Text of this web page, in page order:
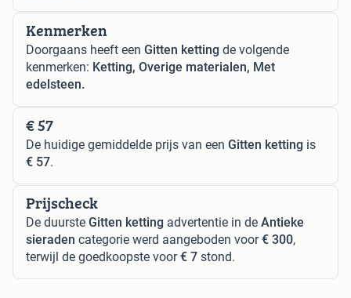
Kenmerken
Doorgaans heeft een Gitten ketting de volgende
kenmerken: Ketting, Overige materialen, Met
edelsteen.
€ 57
De huidige gemiddelde prijs van een Gitten ketting is
€ 57.
Prijscheck
De duurste Gitten ketting advertentie in de Antieke
sieraden categorie werd aangeboden voor€ 300,
terwijl de goedkoopste voor€ 7 stond.